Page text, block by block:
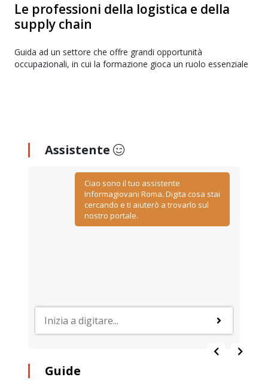
Le professioni della logistica e della
supply chain
Guida ad un settore che offre grandi opportunità
occupazionali, in cui la formazione gioca un ruolo essenziale
Assistente
Ciao sono il tuo assistente
Informagiovani Roma. Digita cosa stai
cercando e ti aiuterò a trovarlo sul
nostro portale.
Guide